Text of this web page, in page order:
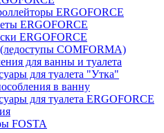
ERGOFORCE
ERGOFORCE
ERGOFORCE
COMFORMA)
для ванны и туалета
для туалета "Утка"
в ванну
для туалета ERGOFORCE
FOSTA